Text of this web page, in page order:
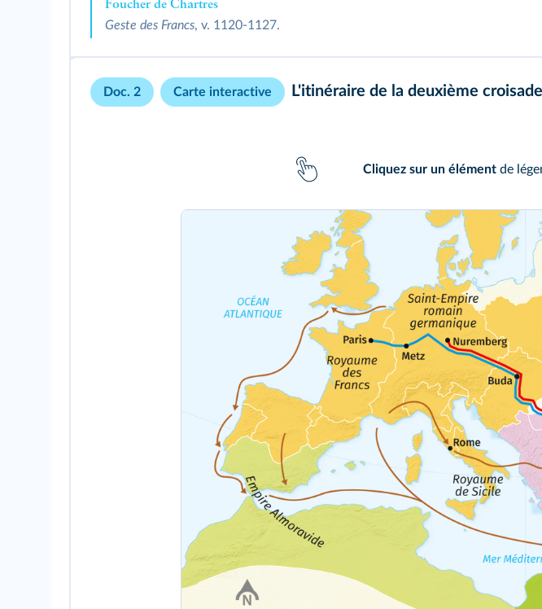
Foucher de Chartres
Geste des Francs, v. 1120-1127.
Doc. 2 Carte interactive L'itinéraire de la deuxième croisade
Cliquez sur un élément de